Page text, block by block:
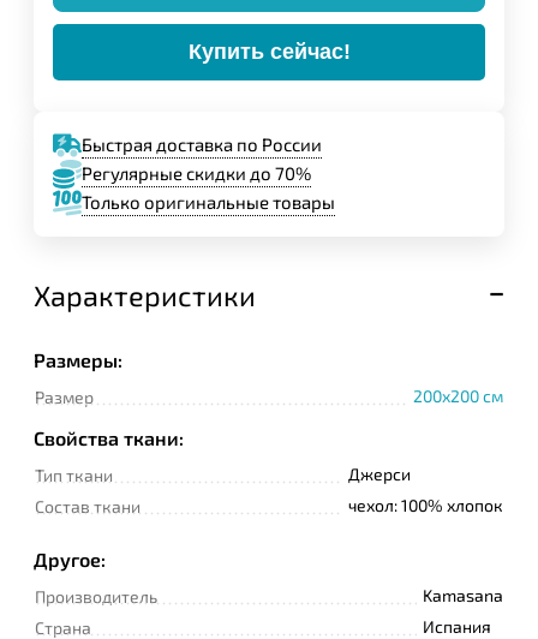
Купить сейчас!
Быстрая доставка по России
Регулярные скидки до 70%
Только оригинальные товары
Характеристики
Размеры:
Размер 200x200 см
Свойства ткани:
Тип ткани
Джерси
Состав ткани
чехол: 100% хлопок
Другое:
Производитель
Kamasana
Страна
Испания